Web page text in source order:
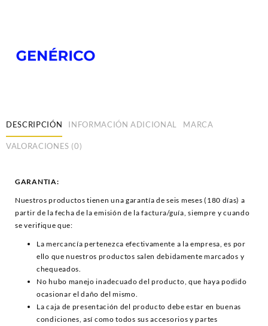
DESCRIPCIÓN INFORMACIÓN ADICIONAL MARCA
VALORACIONES (0)
GARANTIA:
Nuestros productos tienen una garantía de seis meses (180 días) a
partir de la fecha de la emisión de la factura/guía, siempre y cuando
se verifique que:
La mercancía pertenezca efectivamente a la empresa, es por
ello que nuestros productos salen debidamente marcados y
chequeados.
No hubo manejo inadecuado del producto, que haya podido
ocasionar el daño del mismo.
La caja de presentación del producto debe estar en buenas
condiciones, así como todos sus accesorios y partes